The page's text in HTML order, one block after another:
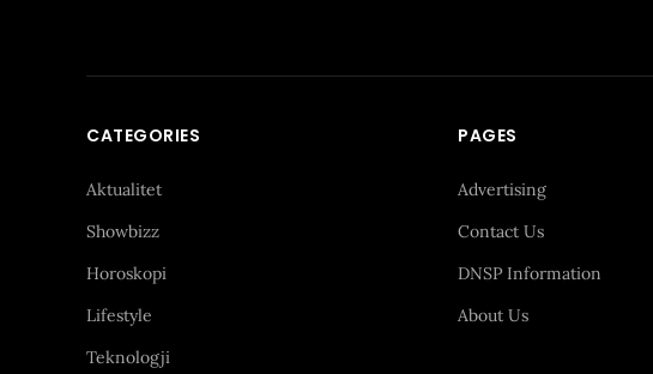
CATEGORIES
Aktualitet
Showbizz
Horoskopi
Lifestyle
Teknologji
PAGES
Advertising
Contact Us
DNSP Information
About Us